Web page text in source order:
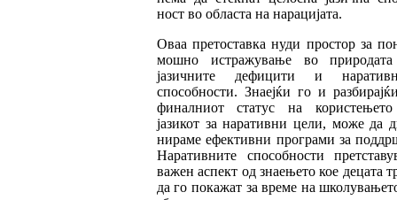
ност во областа на нарацијата.
Оваа претоставка нуди простор за
мошно истражување во
јазичните дефицити и
способности. Знаејќи го и
финалниот статус на користење
јазикот за наративни цели, може да
нираме ефективни програми за
Наративните способности
важен аспект од знаењето кое децата
да го покажат за време на